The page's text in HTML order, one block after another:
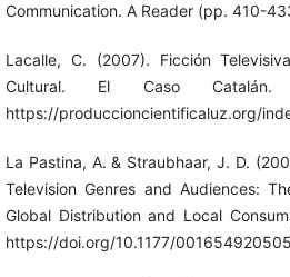
Communication. A Reader (pp. 410-
Lacalle, C. (2007). Ficción
Cultural. El Caso Catalán.
https://produccioncientificaluz.org/
La Pastina, A. & Straubhaar, J. D.
Television Genres and Audiences:
Global Distribution and Local
https://doi.org/10.1177/